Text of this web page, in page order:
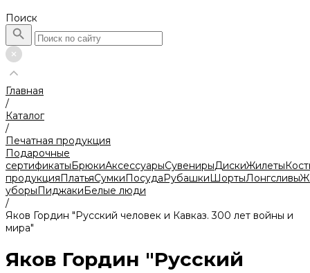
Поиск
Главная
/
Каталог
/
Печатная продукция
Подарочные
сертификатыБрюкиАксессуарыСувенирыДискиЖилеты
продукцияПлатьяСумкиПосудаРубашкиШортыЛонгсливы
уборыПиджакиБелые люди
/
Яков Гордин "Русский человек и Кавказ. 300 лет войны и
мира"
Яков Гордин "Русский